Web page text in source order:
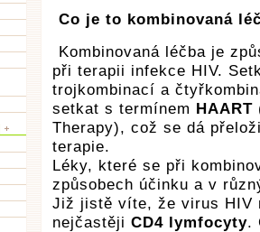
Co je to kombinovaná
Kombinovaná léčba je
při terapii infekce HIV.
trojkombinací a
setkat s termínem HAART
Therapy), což se dá
terapie.
Léky, které se při
způsobech účinku a v
Již jistě víte, že virus HIV
nejčastěji CD4 lymfocyty.